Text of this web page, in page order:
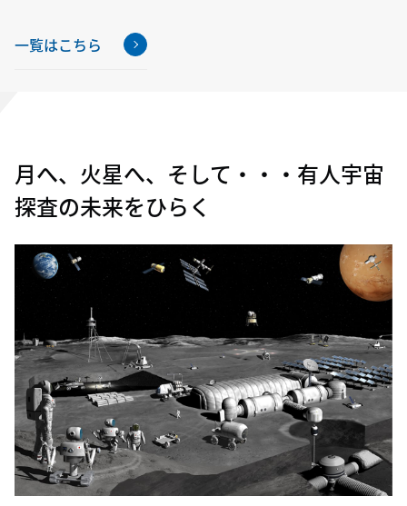
一覧はこちら
月へ、火星へ、そして・・・ 有人宇宙
探査の未来をひらく